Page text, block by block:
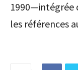
1990—intégrée
les références